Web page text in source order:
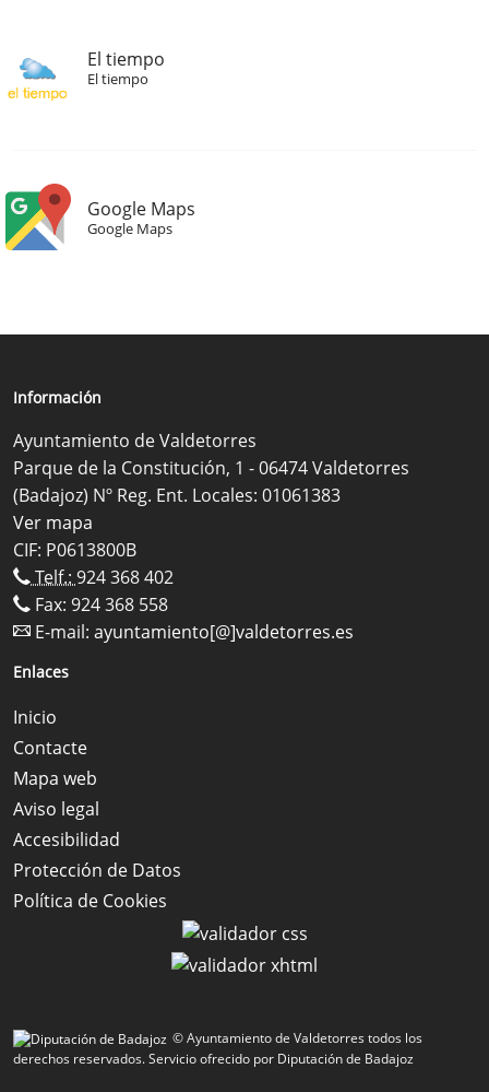
El tiempo
El tiempo
Google Maps
Google Maps
Información
Ayuntamiento de Valdetorres
Parque de la Constitución, 1 - 06474 Valdetorres
(Badajoz) Nº Reg. Ent. Locales: 01061383
Ver mapa
CIF: P0613800B
Telf.: 924 368 402
Fax: 924 368 558
E-mail: ayuntamiento[@]valdetorres.es
Enlaces
Inicio
Contacte
Mapa web
Aviso legal
Accesibilidad
Protección de Datos
Política de Cookies
© Ayuntamiento de Valdetorres todos los
derechos reservados.Servicio ofrecido por Diputación de Badajoz